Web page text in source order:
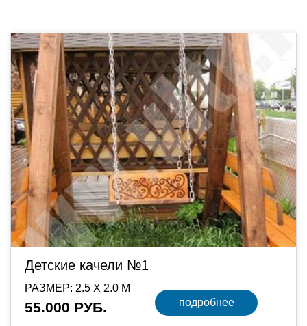
Детские качели №1
РАЗМЕР: 2.5 Х 2.0 М
55.000 РУБ. подробнее